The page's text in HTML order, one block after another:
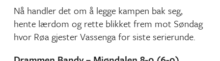
Nå handler det om å legge kampen bak seg,
hente lærdom og rette blikket frem mot Søndag
hvor Røa gjester Vassenga for siste serierunde.